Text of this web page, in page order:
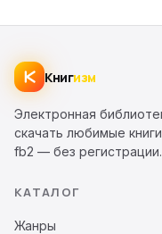
Книгизм
Электронная
скачать любимые
fb2 — без регистрации.
КАТАЛОГ
Жанры